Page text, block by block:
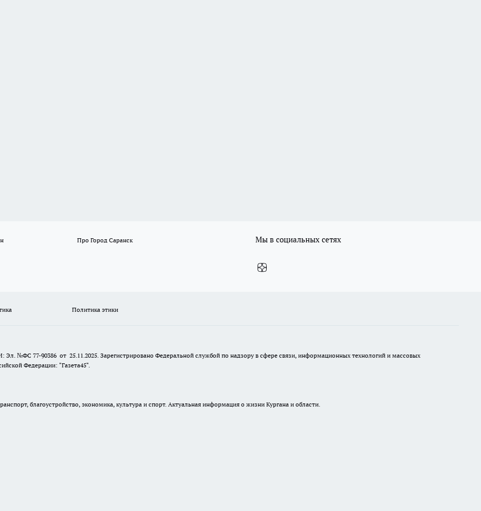
Про Город Саранск Мы в социальных сетях
Политика этики
№ФС 77-90386 от 25.11.2025. Зарегистрировано Федеральной службой по надзору в сфере связи, информационных технологий и массовых
Федерации: "Газета45".
благоустройство, экономика, культура и спорт. Актуальная информация о жизни Кургана и области.